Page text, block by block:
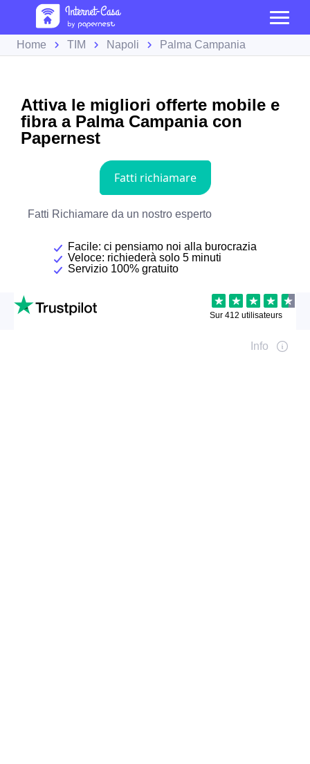
Home TIM Napoli Palma Campania